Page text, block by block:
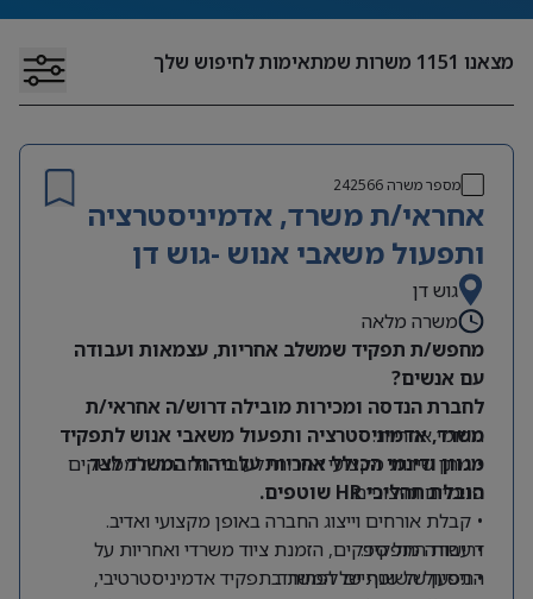
מצאנו 1151 משרות שמתאימות לחיפוש שלך
מספר משרה242566
אחראי/ת משרד, אדמיניסטרציה
ותפעול משאבי אנוש -גוש דן
גוש דן
משרה מלאה
מחפש/ת תפקיד שמשלב אחריות, עצמאות ועבודה
עם אנשים?
לחברת הנדסה ומכירות מובילה דרוש/ה אחראי/ת
משרד, אדמיניסטרציה ותפעול משאבי אנוש לתפקיד
מגוון ודינמי הכולל אחריות על ניהול המשרד לצד
הובלת תהליכי HR שוטפים.
תחומי אחריות:
• מתן שירות מקצועי ואיכותי לעובדי החברה ולממשקים
פנימיים וחיצוניים.
• קבלת אורחים וייצוג החברה באופן מקצועי ואדיב.
• עבודה מול ספקים, הזמנת ציוד משרדי ואחריות על
התפעול השוטף של המשרד.
דרישות התפקיד:
• ניסיון של שנתיים לפחות בתפקיד אדמיניסטרטיבי,